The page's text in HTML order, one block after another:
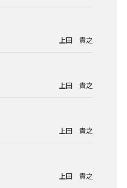
上田 貴之
上田 貴之
上田 貴之
上田 貴之